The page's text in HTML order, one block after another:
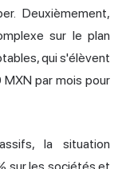
Deuxièmement,
sur le plan
qui s'élèvent
par mois pour
la situation